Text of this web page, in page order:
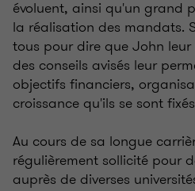
évoluent, ainsi qu'un grand
la réalisation des mandats.
tous pour dire que John
des conseils avisés leur
objectifs financiers,
croissance qu'ils se sont
Au cours de sa longue
régulièrement sollicité pour
auprès de diverses